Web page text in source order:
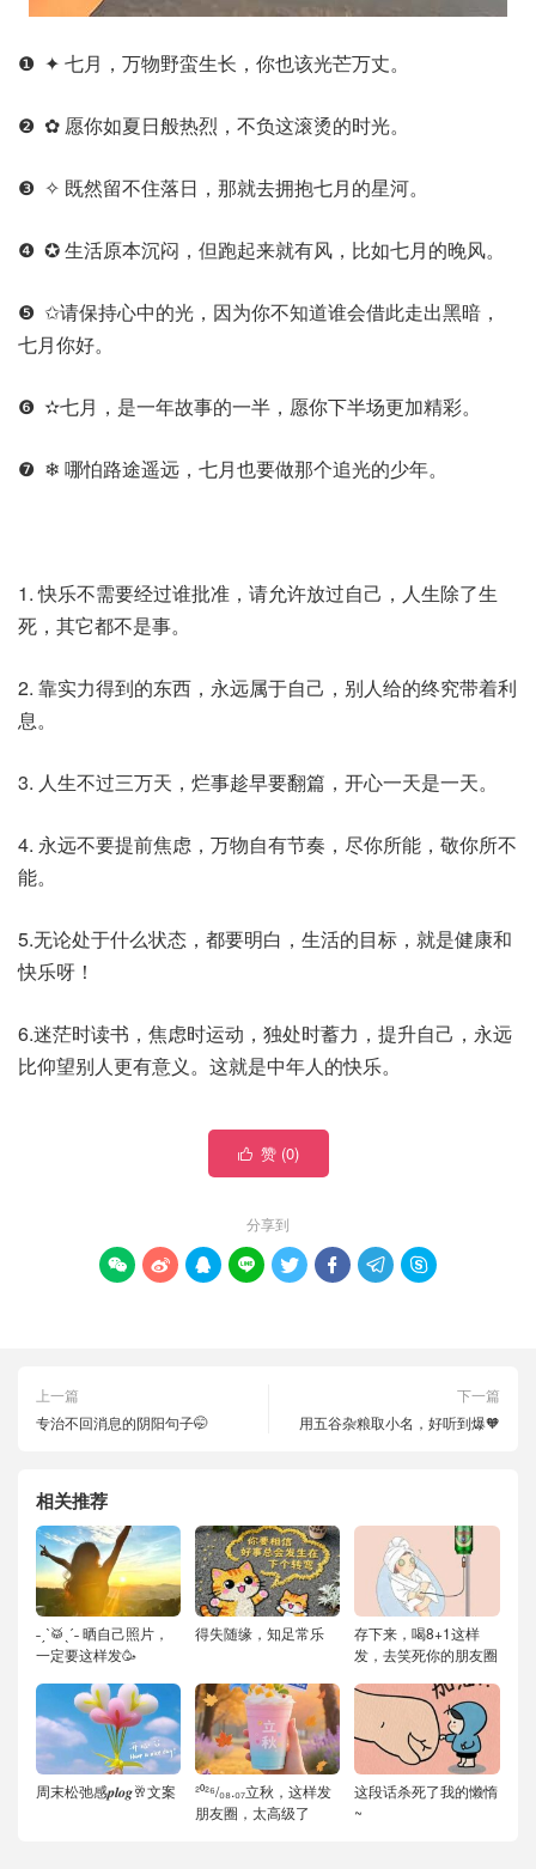
❶ ✦ 七月，万物野蛮生长，你也该光芒万丈。
❷ ✿ 愿你如夏日般热烈，不负这滚烫的时光。
❸ ✧ 既然留不住落日，那就去拥抱七月的星河。
❹ ✪ 生活原本沉闷，但跑起来就有风，比如七月的晚风。
❺ ✩请保持心中的光，因为你不知道谁会借此走出黑暗，
七月你好。
❻ ✫七月，是一年故事的一半，愿你下半场更加精彩。
❼ ❄ 哪怕路途遥远，七月也要做那个追光的少年。
1. 快乐不需要经过谁批准，请允许放过自己，人生除了生
死，其它都不是事。
2. 靠实力得到的东西，永远属于自己，别人给的终究带着利
息。
3. 人生不过三万天，烂事趁早要翻篇，开心一天是一天。
4. 永远不要提前焦虑，万物自有节奏，尽你所能，敬你所不
能。
5.无论处于什么状态，都要明白，生活的目标，就是健康和
快乐呀！
6.迷茫时读书，焦虑时运动，独处时蓄力，提升自己，永远
比仰望别人更有意义。这就是中年人的快乐。
 赞 (0)
分享到
       
上一篇
专治不回消息的阴阳句子🤭
下一篇
用五谷杂粮取小名，好听到爆🧡
相关推荐
˗ˏˋ🥁ˎˊ˗ 晒自己照片，
一定要这样发🥳
得失随缘，知足常乐
存下来，喝8+1这样
发，去笑死你的朋友圈
周末松弛感𝒑𝒍𝒐𝒈🥂文案
²⁰²⁶/₀₈.₀₇立秋，这样发
朋友圈，太高级了
这段话杀死了我的懒惰
~